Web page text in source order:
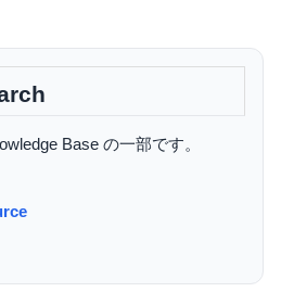
Base の一部です。